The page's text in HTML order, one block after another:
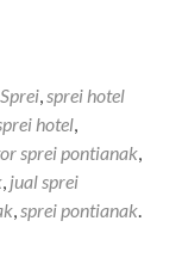
Sprei,sprei hotel
hotel,
sprei pontianak,
, jual sprei
,sprei pontianak.